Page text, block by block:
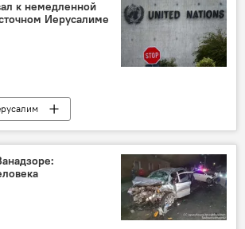
к немедленной
Иерусалиме